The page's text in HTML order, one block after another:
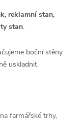
reklamní stan,
stan.
boční stěny
uskladnit.
farmářské trhy,